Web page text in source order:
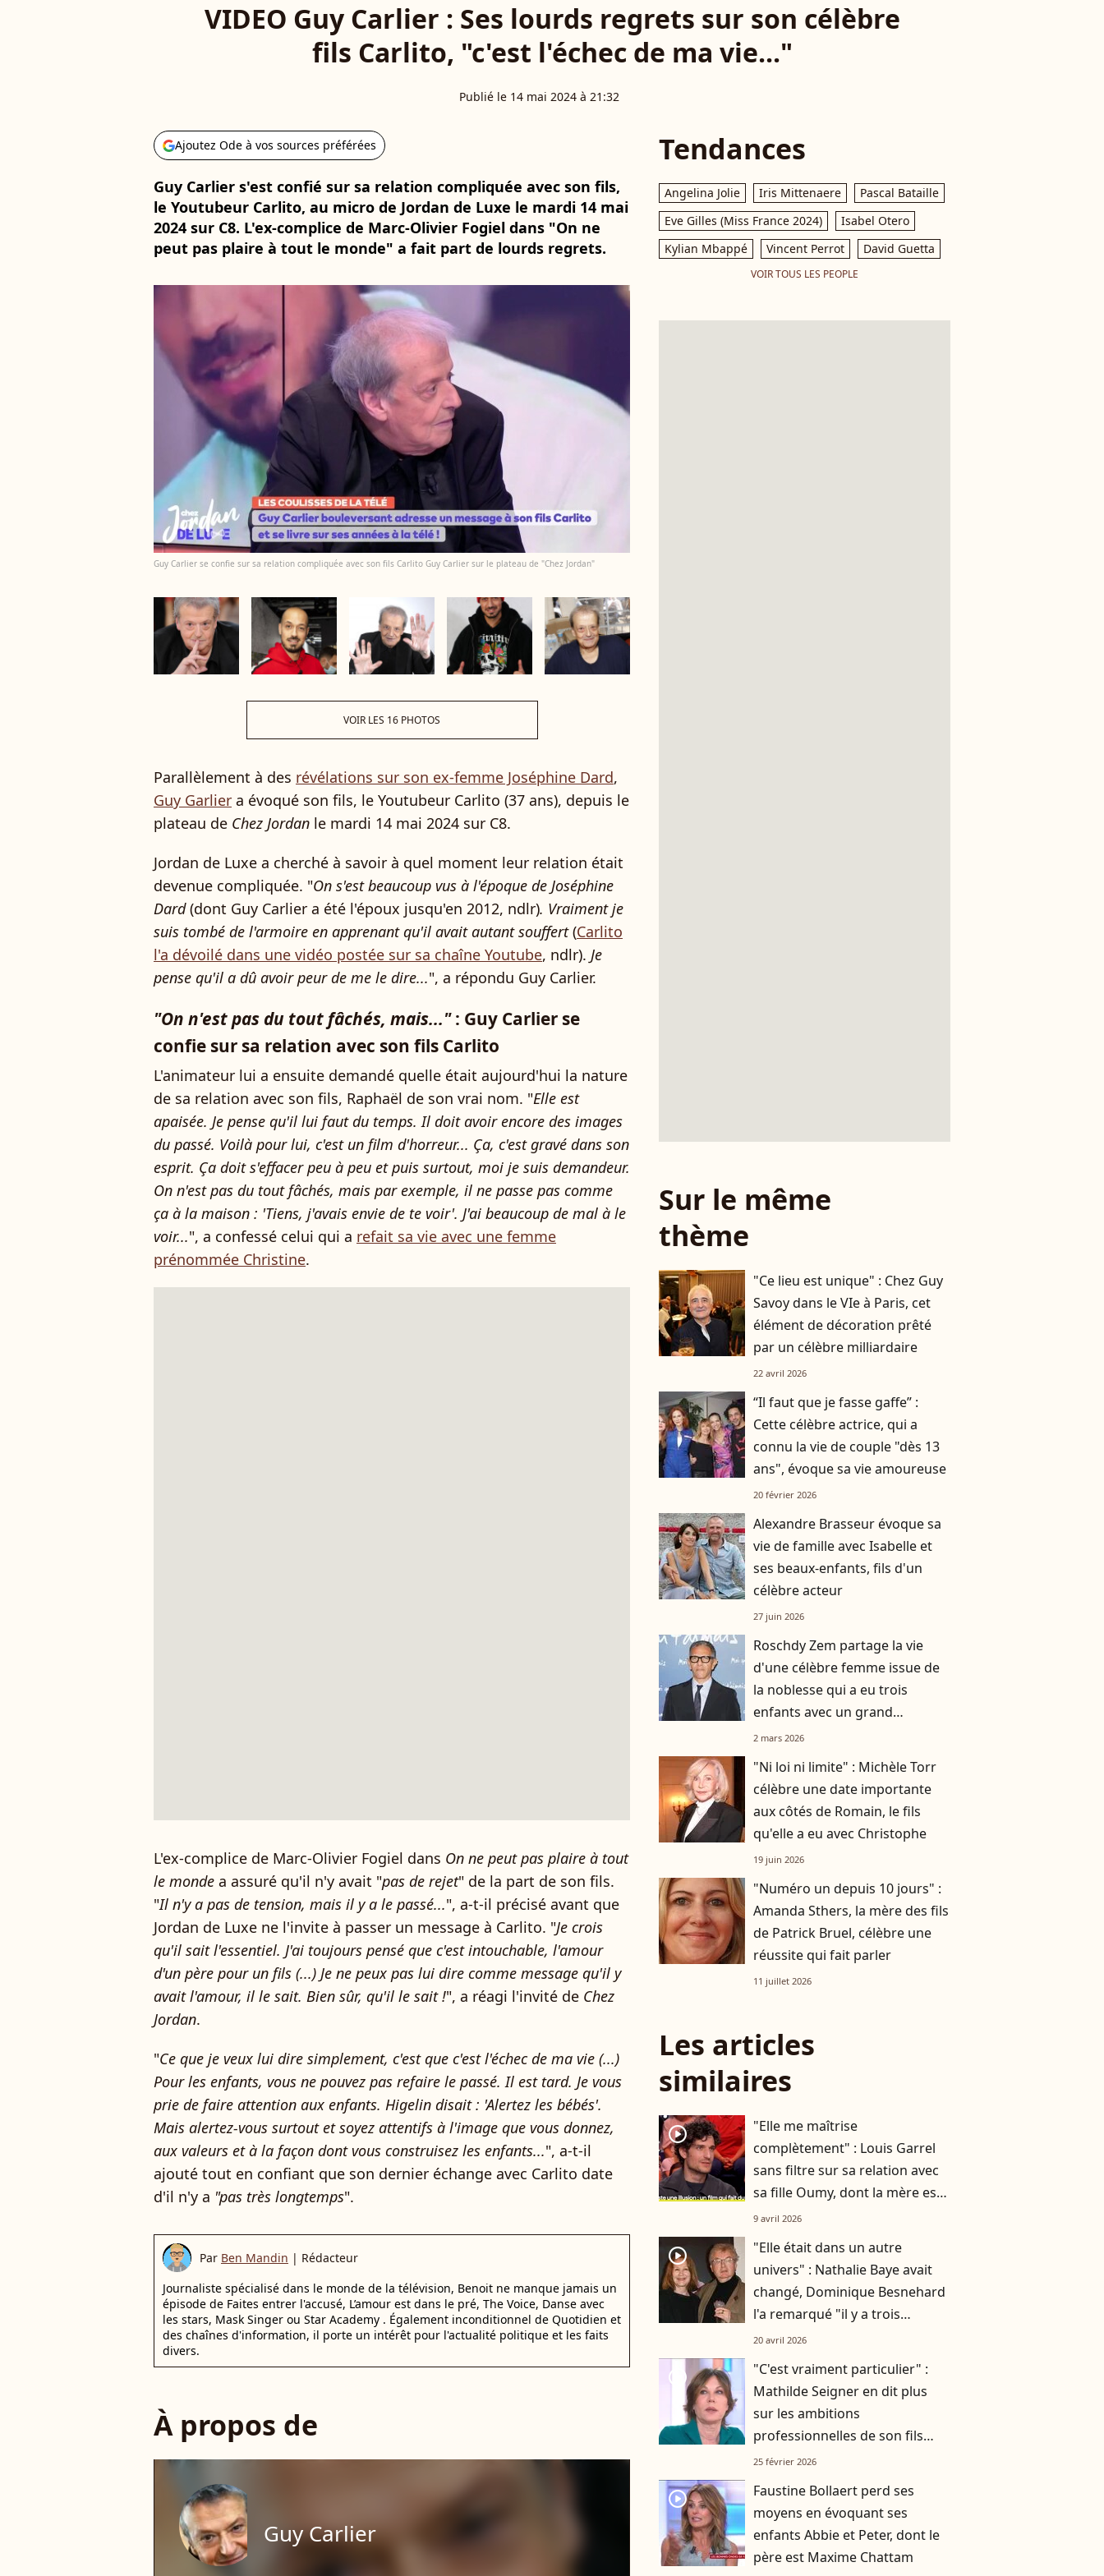
VIDEO Guy Carlier : Ses lourds regrets sur son célèbre
fils Carlito, "c'est l'échec de ma vie..."
Publié le 14 mai 2024 à 21:32
Ajoutez Ode à vos sources préférées
Guy Carlier s'est confié sur sa relation compliquée avec son fils,
le Youtubeur Carlito, au micro de Jordan de Luxe le mardi 14 mai
2024 sur C8. L'ex-complice de Marc-Olivier Fogiel dans "On ne
peut pas plaire à tout le monde" a fait part de lourds regrets.
Guy Carlier se confie sur sa relation compliquée avec son fils Carlito Guy Carlier sur le plateau de "Chez Jordan"
VOIR LES 16 PHOTOS
Parallèlement à des révélations sur son ex-femme Joséphine Dard,
Guy Garlier a évoqué son fils, le Youtubeur Carlito (37 ans), depuis le
plateau de Chez Jordan le mardi 14 mai 2024 sur C8.
Jordan de Luxe a cherché à savoir à quel moment leur relation était
devenue compliquée. "On s'est beaucoup vus à l'époque de Joséphine
Dard(dont Guy Carlier a été l'époux jusqu'en 2012, ndlr). Vraiment je
suis tombé de l'armoire en apprenant qu'il avait autant souffert(Carlito
l'a dévoilé dans une vidéo postée sur sa chaîne Youtube, ndlr). Je
pense qu'il a dû avoir peur de me le dire...", a répondu Guy Carlier.
"On n'est pas du tout fâchés, mais...": Guy Carlier se
confie sur sa relation avec son fils Carlito
L'animateur lui a ensuite demandé quelle était aujourd'hui la nature
de sa relation avec son fils, Raphaël de son vrai nom. "Elle est
apaisée. Je pense qu'il lui faut du temps. Il doit avoir encore des images
du passé. Voilà pour lui, c'est un film d'horreur... Ça, c'est gravé dans son
esprit. Ça doit s'effacer peu à peu et puis surtout, moi je suis demandeur.
On n'est pas du tout fâchés, mais par exemple, il ne passe pas comme
ça à la maison : 'Tiens, j'avais envie de te voir'. J'ai beaucoup de mal à le
voir...", a confessé celui qui a refait sa vie avec une femme
prénommée Christine.
L'ex-complice de Marc-Olivier Fogiel dans On ne peut pas plaire à tout
le monde a assuré qu'il n'y avait "pas de rejet" de la part de son fils.
"Il n'y a pas de tension, mais il y a le passé...", a-t-il précisé avant que
Jordan de Luxe ne l'invite à passer un message à Carlito. "Je crois
qu'il sait l'essentiel. J'ai toujours pensé que c'est intouchable, l'amour
d'un père pour un fils (...) Je ne peux pas lui dire comme message qu'il y
avait l'amour, il le sait. Bien sûr, qu'il le sait !", a réagi l'invité de Chez
Jordan.
"Ce que je veux lui dire simplement, c'est que c'est l'échec de ma vie (...)
Pour les enfants, vous ne pouvez pas refaire le passé. Il est tard. Je vous
prie de faire attention aux enfants. Higelin disait : 'Alertez les bébés'.
Mais alertez-vous surtout et soyez attentifs à l'image que vous donnez,
aux valeurs et à la façon dont vous construisez les enfants...", a-t-il
ajouté tout en confiant que son dernier échange avec Carlito date
d'il n'y a "pas très longtemps".
Par Ben Mandin | Rédacteur
Journaliste spécialisé dans le monde de la télévision, Benoit ne manque jamais un
épisode de Faites entrer l'accusé, L’amour est dans le pré, The Voice, Danse avec
les stars, Mask Singer ou Star Academy . Également inconditionnel de Quotidien et
des chaînes d'information, il porte un intérêt pour l'actualité politique et les faits
divers.
À propos de
Guy Carlier
Tendances
Angelina Jolie Iris Mittenaere
Pascal Bataille
Eve Gilles (Miss France 2024)
Isabel Otero
Kylian Mbappé
Vincent Perrot David Guetta
VOIR TOUS LES PEOPLE
Sur le même
thème
"Ce lieu est unique" : Chez Guy
Savoy dans le VIe à Paris, cet
élément de décoration prêté
par un célèbre milliardaire
22 avril 2026
“Il faut que je fasse gaffe” :
Cette célèbre actrice, qui a
connu la vie de couple "dès 13
ans", évoque sa vie amoureuse
20 février 2026
Alexandre Brasseur évoque sa
vie de famille avec Isabelle et
ses beaux-enfants, fils d'un
célèbre acteur
27 juin 2026
Roschdy Zem partage la vie
d'une célèbre femme issue de
la noblesse qui a eu trois
enfants avec un grand
chanteur français
2 mars 2026
"Ni loi ni limite" : Michèle Torr
célèbre une date importante
aux côtés de Romain, le fils
qu'elle a eu avec Christophe
19 juin 2026
"Numéro un depuis 10 jours" :
Amanda Sthers, la mère des fils
de Patrick Bruel, célèbre une
réussite qui fait parler
11 juillet 2026
Les articles
similaires
player2
"Elle me maîtrise
complètement" : Louis Garrel
sans filtre sur sa relation avec
sa fille Oumy, dont la mère est
Valeria Bruni-Tedeschi
9 avril 2026
player2
"Elle était dans un autre
univers" : Nathalie Baye avait
changé, Dominique Besnehard
l'a remarqué "il y a trois
semaines" en lui rendant visite
20 avril 2026
player2
"C'est vraiment particulier" :
Mathilde Seigner en dit plus
sur les ambitions
professionnelles de son fils
Louis, 18 ans
25 février 2026
player2
Faustine Bollaert perd ses
moyens en évoquant ses
enfants Abbie et Peter, dont le
père est Maxime Chattam